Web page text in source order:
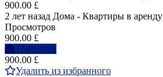
900.00 £
2 лет назад Дома - Квартиры в аренду
Просмотров
900.00 £
Написать
900.00 £
Удалить из избранного